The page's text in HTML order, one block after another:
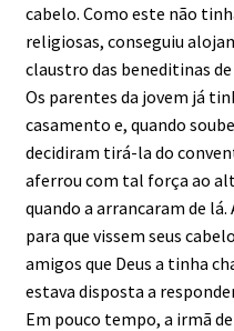
cabelo. Como este não
religiosas, conseguiu
claustro das beneditinas
Os parentes da jovem já
casamento e, quando
decidiram tirá-la do
aferrou com tal força ao
quando a arrancaram de lá.
para que vissem seus
amigos que Deus a tinha
estava disposta a
Em pouco tempo, a irmã